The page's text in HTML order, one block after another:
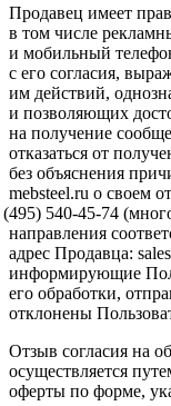
Продавец имеет
в том числе
и мобильный
с его согласия,
им действий,
и позволяющих
на получение
отказаться от
без объяснения
mebsteel.ru о своем
(495) 540-45-74
направления
адрес Продавца:
информирующие
его обработки,
отклонены
Отзыв согласия на
осуществляется
оферты по форме,